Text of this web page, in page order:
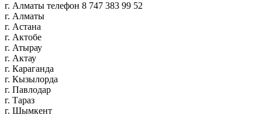
г. Алматы телефон 8 747 383 99 52
г. Алматы
г. Астана
г. Актобе
г. Атырау
г. Актау
г. Караганда
г. Кызылорда
г. Павлодар
г. Тараз
г. Шымкент